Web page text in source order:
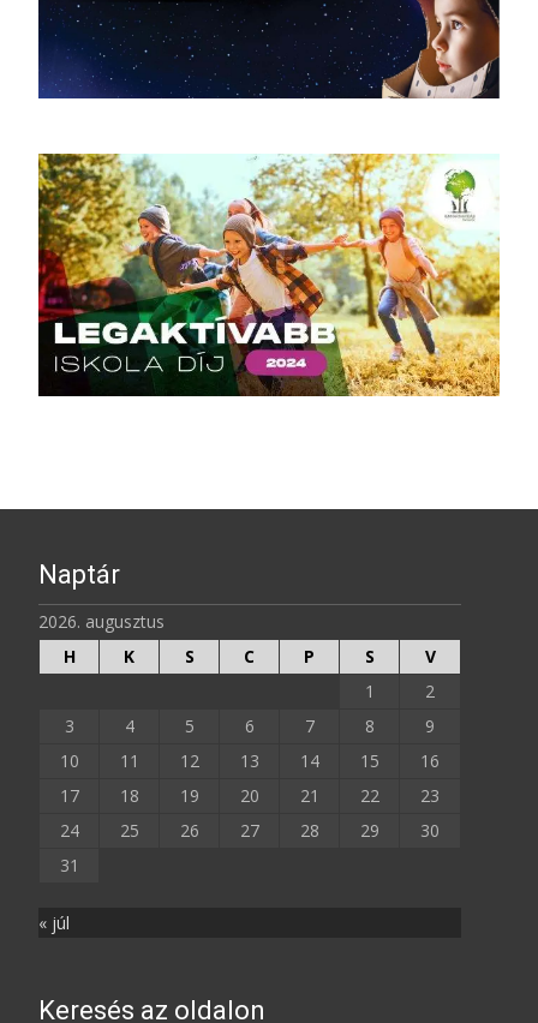
Naptár
2026. augusztus
H
K S C P S
V
1
2
3
4 5 6 7 8
9
10
11 12 13 14 15
16
17
18 19 20 21 22
23
24
25 26 27 28 29
30
31
« júl
Keresés az oldalon